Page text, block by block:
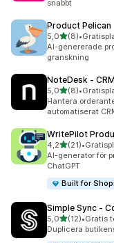
snabbt
Product Pelican
5,0av 5 stjärnor
(8)
8 recensioner
•
AI-genererade
granskning
NoteDesk ‑
5,0av 5 stjärnor
(8)
8 recensioner
•
Hantera
automatiserat
WritePilot
4,2av 5 stjärnor
(21)
21 recensioner
•
AI-generator för
ChatGPT
Built for
Simple Sync ‑
5,0av 5 stjärnor
(12)
12 recensioner
•Gratis
Duplicera